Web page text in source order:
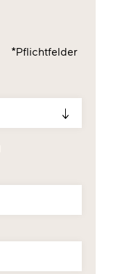
*Pflichtfelder